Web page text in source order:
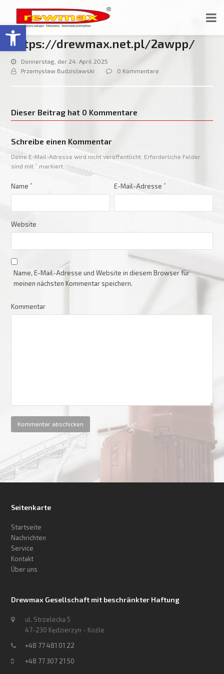
Open toolbar
https://drewmax.net.pl/2awpp/
Donnerstag, der 24. April 2025
Przemysław Budzisławski
0 Kommentare
Dieser Beitrag hat 0 Kommentare
Schreibe einen Kommentar
Deine E-Mail-Adresse wird nicht veröffentlicht. Erforderliche Felder
sind mit * markiert
Name * E-Mail-Adresse *
Website
Name, E-Mail-Adresse und Website in diesem Browser für
meinen nächsten Kommentar speichern.
Kommentar
Seitenkarte
Startseite
Nachrichten
Service
Kontakt
Über uns
Drewmax Gesellschaft mit beschränkter Haftung
ul. Strzelecka 5
47-230 Kędzierzyn - Koźle
+48 77 481 01 22
+48 77 307 21 50